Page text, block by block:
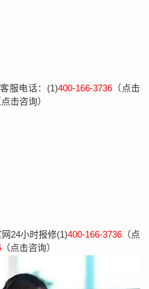
服电话：(1)400-166-3736（点击
点击咨询）
24小时报修(1)400-166-3736 （点
（点击咨询）